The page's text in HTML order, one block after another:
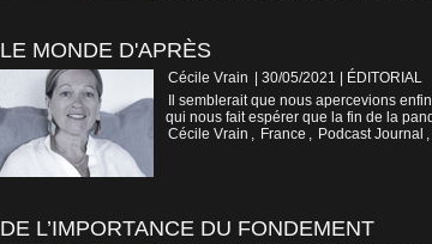
LE MONDE D'APRÈS
Cécile Vrain | 30/05/2021
ÉDITORIAL
Il semblerait que nous apercevions
qui nous fait espérer que la fin de la
Cécile Vrain , France , Podcast Journal ,
DE L’IMPORTANCE DU FONDEMENT